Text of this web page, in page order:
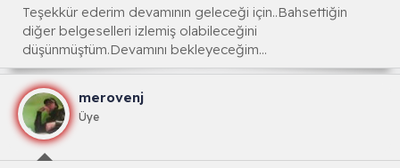
Teşekkür ederim devamının geleceği için..Bahsettiğin
diğer belgeselleri izlemiş olabileceğini
düşünmüştüm.Devamını bekleyeceğim...
merovenj
Üye